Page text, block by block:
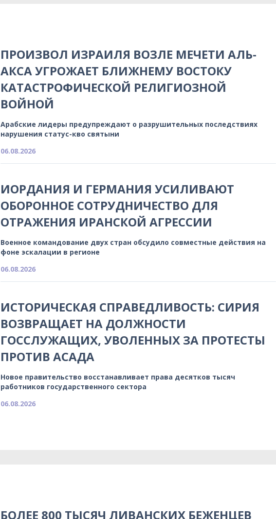
ПРОИЗВОЛ ИЗРАИЛЯ ВОЗЛЕ МЕЧЕТИ АЛЬ-
АКСА УГРОЖАЕТ БЛИЖНЕМУ ВОСТОКУ
КАТАСТРОФИЧЕСКОЙ РЕЛИГИОЗНОЙ
ВОЙНОЙ
Арабские лидеры предупреждают о разрушительных последствиях
нарушения статус-кво святыни
06.08.2026
ИОРДАНИЯ И ГЕРМАНИЯ УСИЛИВАЮТ
ОБОРОННОЕ СОТРУДНИЧЕСТВО ДЛЯ
ОТРАЖЕНИЯ ИРАНСКОЙ АГРЕССИИ
Военное командование двух стран обсудило совместные действия на
фоне эскалации в регионе
06.08.2026
ИСТОРИЧЕСКАЯ СПРАВЕДЛИВОСТЬ: СИРИЯ
ВОЗВРАЩАЕТ НА ДОЛЖНОСТИ
ГОССЛУЖАЩИХ, УВОЛЕННЫХ ЗА ПРОТЕСТЫ
ПРОТИВ АСАДА
Новое правительство восстанавливает права десятков тысяч
работников государственного сектора
06.08.2026
БОЛЕЕ 800 ТЫСЯЧ ЛИВАНСКИХ БЕЖЕНЦЕВ